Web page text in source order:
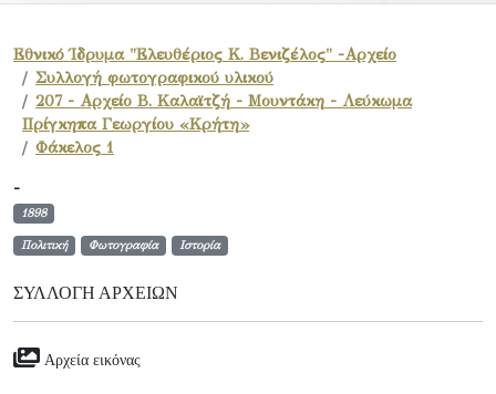
Εθνικό Ίδρυμα "Ελευθέριος Κ. Βενιζέλος" -Αρχείο
Συλλογή φωτογραφικού υλικού
207 - Αρχείο Β. Καλαϊτζή - Μουντάκη - Λεύκωμα
Πρίγκηπα Γεωργίου «Κρήτη»
Φάκελος 1
-
1898
Πολιτική Φωτογραφία Ιστορία
ΣΥΛΛΟΓΉ ΑΡΧΕΊΩΝ
Αρχεία εικόνας